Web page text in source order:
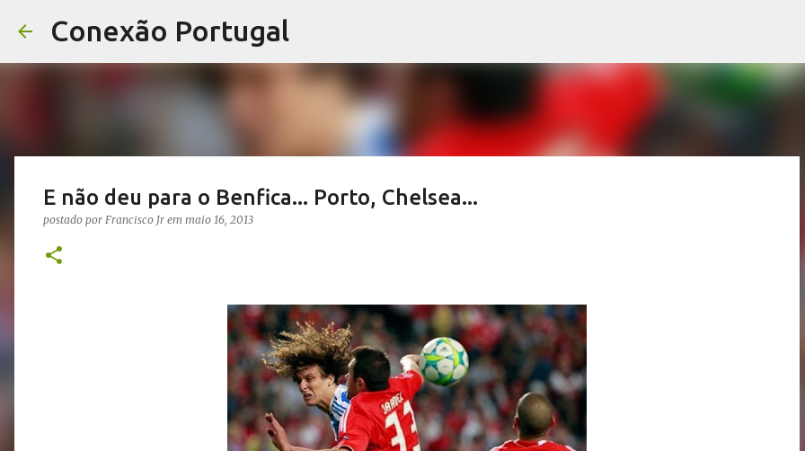
Conexão Portugal
E não deu para o Benfica... Porto, Chelsea...
postado por Francisco Jr em maio 16, 2013